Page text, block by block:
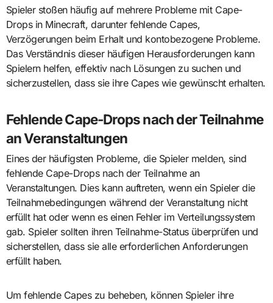
Spieler stoßen häufig auf mehrere Probleme mit Cape-
Drops in Minecraft, darunter fehlende Capes,
Verzögerungen beim Erhalt und kontobezogene Probleme.
Das Verständnis dieser häufigen Herausforderungen kann
Spielern helfen, effektiv nach Lösungen zu suchen und
sicherzustellen, dass sie ihre Capes wie gewünscht erhalten.
Fehlende Cape-Drops nach der Teilnahme
an Veranstaltungen
Eines der häufigsten Probleme, die Spieler melden, sind
fehlende Cape-Drops nach der Teilnahme an
Veranstaltungen. Dies kann auftreten, wenn ein Spieler die
Teilnahmebedingungen während der Veranstaltung nicht
erfüllt hat oder wenn es einen Fehler im Verteilungssystem
gab. Spieler sollten ihren Teilnahme-Status überprüfen und
sicherstellen, dass sie alle erforderlichen Anforderungen
erfüllt haben.
Um fehlende Capes zu beheben, können Spieler ihre